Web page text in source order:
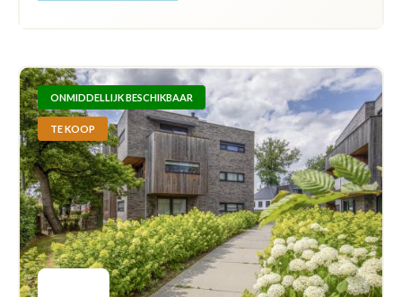
ONMIDDELLIJK BESCHIKBAAR
TE KOOP